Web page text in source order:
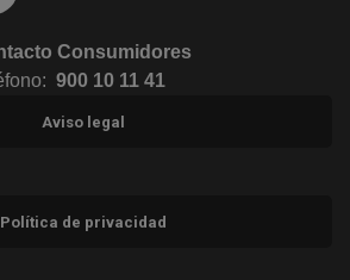
Consumidores
900 10 11 41
Aviso legal
Política de privacidad